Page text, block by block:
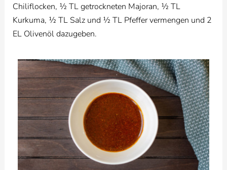
Chiliflocken, ½ TL getrockneten Majoran, ½ TL
Kurkuma, ½ TL Salz und ½ TL Pfeffer vermengen und 2
EL Olivenöl dazugeben.